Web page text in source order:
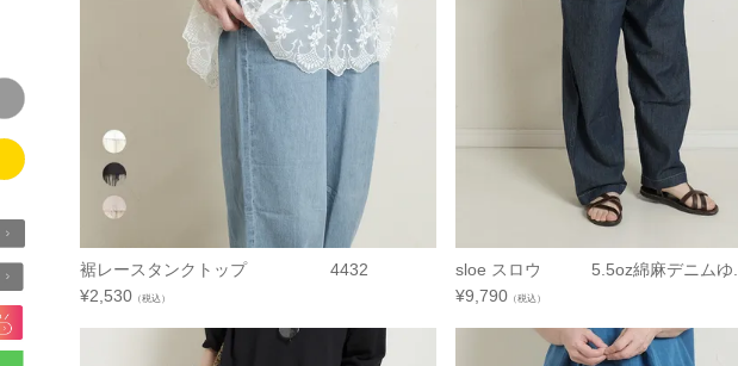
裾レースタンクトップ 4432
¥2,530 （税込）
sloe スロウ 5.5oz綿麻デニムゆ
¥9,790（税込）